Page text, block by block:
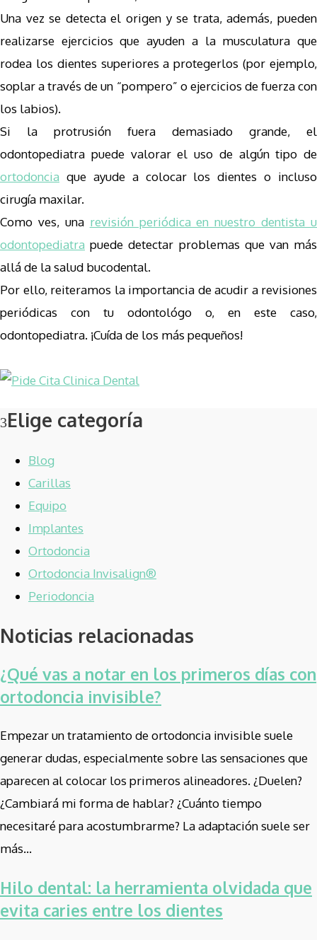
Una vez se detecta el origen y se trata, además, pueden
realizarse ejercicios que ayuden a la musculatura que
rodea los dientes superiores a protegerlos (por ejemplo,
soplar a través de un “pompero” o ejercicios de fuerza con
los labios).
Si la protrusión fuera demasiado grande, el
odontopediatra puede valorar el uso de algún tipo de
ortodoncia que ayude a colocar los dientes o incluso
cirugía maxilar.
Como ves, una revisión periódica en nuestro dentista u
odontopediatra puede detectar problemas que van más
allá de la salud bucodental.
Por ello, reiteramos la importancia de acudir a revisiones
periódicas con tu odontológo o, en este caso,
odontopediatra. ¡Cuída de los más pequeños!
Elige categoría
Blog
Carillas
Equipo
Implantes
Ortodoncia
Ortodoncia Invisalign®
Periodoncia
Noticias relacionadas
¿Qué vas a notar en los primeros días con
ortodoncia invisible?
Empezar un tratamiento de ortodoncia invisible suele
generar dudas, especialmente sobre las sensaciones que
aparecen al colocar los primeros alineadores. ¿Duelen?
¿Cambiará mi forma de hablar? ¿Cuánto tiempo
necesitaré para acostumbrarme? La adaptación suele ser
más...
Hilo dental: la herramienta olvidada que
evita caries entre los dientes